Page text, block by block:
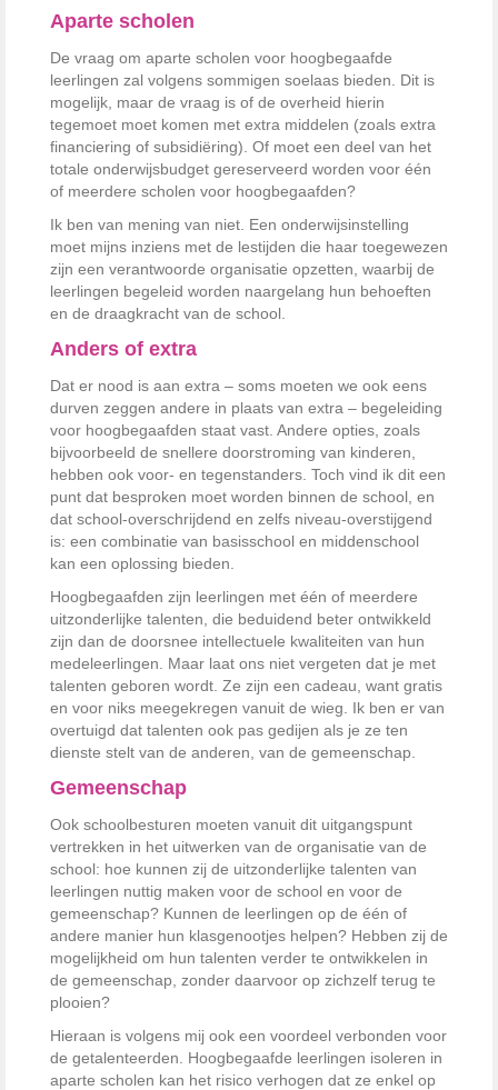
Aparte scholen
De vraag om aparte scholen voor hoogbegaafde
leerlingen zal volgens sommigen soelaas bieden. Dit is
mogelijk, maar de vraag is of de overheid hierin
tegemoet moet komen met extra middelen (zoals extra
financiering of subsidiëring). Of moet een deel van het
totale onderwijsbudget gereserveerd worden voor één
of meerdere scholen voor hoogbegaafden?
Ik ben van mening van niet. Een onderwijsinstelling
moet mijns inziens met de lestijden die haar toegewezen
zijn een verantwoorde organisatie opzetten, waarbij de
leerlingen begeleid worden naargelang hun behoeften
en de draagkracht van de school.
Anders of extra
Dat er nood is aan extra – soms moeten we ook eens
durven zeggen andere in plaats van extra – begeleiding
voor hoogbegaafden staat vast. Andere opties, zoals
bijvoorbeeld de snellere doorstroming van kinderen,
hebben ook voor- en tegenstanders. Toch vind ik dit een
punt dat besproken moet worden binnen de school, en
dat school-overschrijdend en zelfs niveau-overstijgend
is: een combinatie van basisschool en middenschool
kan een oplossing bieden.
Hoogbegaafden zijn leerlingen met één of meerdere
uitzonderlijke talenten, die beduidend beter ontwikkeld
zijn dan de doorsnee intellectuele kwaliteiten van hun
medeleerlingen. Maar laat ons niet vergeten dat je met
talenten geboren wordt. Ze zijn een cadeau, want gratis
en voor niks meegekregen vanuit de wieg. Ik ben er van
overtuigd dat talenten ook pas gedijen als je ze ten
dienste stelt van de anderen, van de gemeenschap.
Gemeenschap
Ook schoolbesturen moeten vanuit dit uitgangspunt
vertrekken in het uitwerken van de organisatie van de
school: hoe kunnen zij de uitzonderlijke talenten van
leerlingen nuttig maken voor de school en voor de
gemeenschap? Kunnen de leerlingen op de één of
andere manier hun klasgenootjes helpen? Hebben zij de
mogelijkheid om hun talenten verder te ontwikkelen in
de gemeenschap, zonder daarvoor op zichzelf terug te
plooien?
Hieraan is volgens mij ook een voordeel verbonden voor
de getalenteerden. Hoogbegaafde leerlingen isoleren in
aparte scholen kan het risico verhogen dat ze enkel op